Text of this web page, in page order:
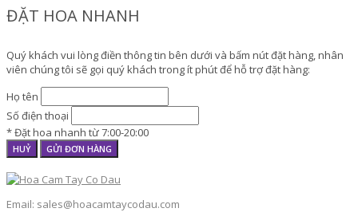
ĐẶT HOA NHANH
Quý khách vui lòng điền thông tin bên dưới và bấm nút đặt hàng, nhân
viên chúng tôi sẽ gọi quý khách trong ít phút để hỗ trợ đặt hàng:
Họ tên
Số điện thoại
* Đặt hoa nhanh từ 7:00-20:00
HUỶ GỬI ĐƠN HÀNG
Email: sales@hoacamtaycodau.com